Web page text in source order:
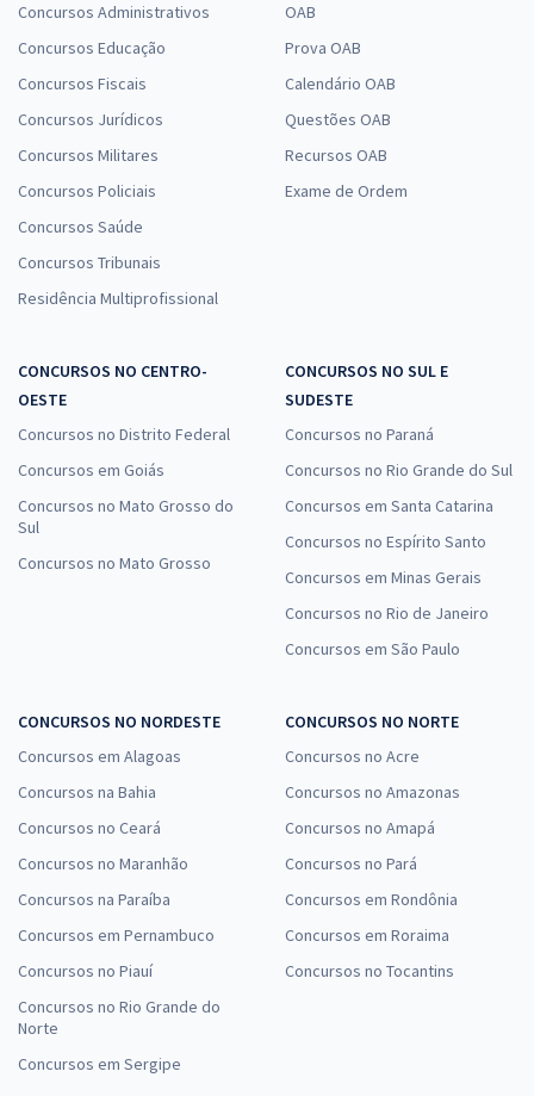
Concursos Administrativos
Concursos Educação
Concursos Fiscais
Concursos Jurídicos
Concursos Militares
Concursos Policiais
Concursos Saúde
Concursos Tribunais
Residência Multiprofissional
OAB
Prova OAB
Calendário OAB
Questões OAB
Recursos OAB
Exame de Ordem
CONCURSOS NO CENTRO-
OESTE
Concursos no Distrito Federal
Concursos em Goiás
Concursos no Mato Grosso do
Sul
Concursos no Mato Grosso
CONCURSOS NO SUL E
SUDESTE
Concursos no Paraná
Concursos no Rio Grande do Sul
Concursos em Santa Catarina
Concursos no Espírito Santo
Concursos em Minas Gerais
Concursos no Rio de Janeiro
Concursos em São Paulo
CONCURSOS NO NORDESTE
Concursos em Alagoas
Concursos na Bahia
Concursos no Ceará
Concursos no Maranhão
Concursos na Paraíba
Concursos em Pernambuco
Concursos no Piauí
Concursos no Rio Grande do
Norte
Concursos em Sergipe
CONCURSOS NO NORTE
Concursos no Acre
Concursos no Amazonas
Concursos no Amapá
Concursos no Pará
Concursos em Rondônia
Concursos em Roraima
Concursos no Tocantins